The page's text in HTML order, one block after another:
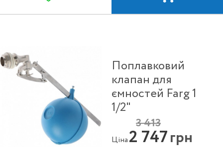
Поплавковий
клапан для
ємностей Farg 1
1/2"
Ціна
3 413
2 747грн